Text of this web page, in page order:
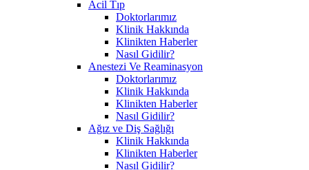
Acil Tıp
Doktorlarımız
Klinik Hakkında
Klinikten Haberler
Nasıl Gidilir?
Anestezi Ve Reaminasyon
Doktorlarımız
Klinik Hakkında
Klinikten Haberler
Nasıl Gidilir?
Ağız ve Diş Sağlığı
Klinik Hakkında
Klinikten Haberler
Nasıl Gidilir?